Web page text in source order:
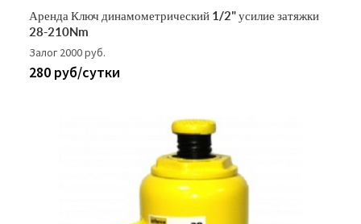
Аренда Ключ динамометрический 1/2" усилие затяжки
28-210Nm
Залог 2000 руб.
280 руб/сутки